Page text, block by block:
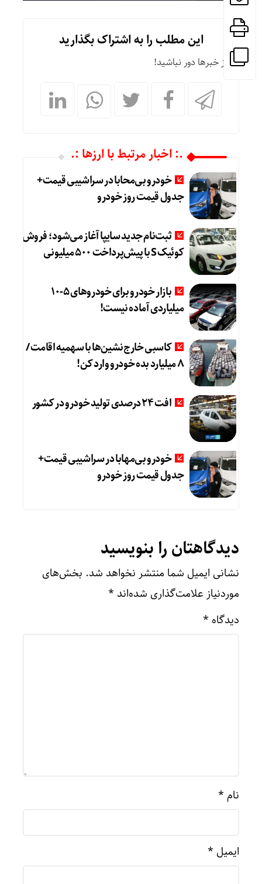
این مطلب را به اشتراک بگذارید
از خبرها دور نباشید!
.: اخبار مرتبط با ارزها :.
خودرو بی‌محابا در سراشیبی قیمت+
جدول قیمت روز خودرو
ثبت‌نام جدید سایپا آغاز می‌شود؛ فروش
کوئیک S با پیش‌پرداخت ۵۰۰ میلیونی
بازار خودرو برای خودروهای 5-10
میلیاردی آماده نیست!
کاسبی خارج‌نشین‌ها با سهمیه اقامت /
۸ میلیارد بده خودرو وارد کن!
افت 24 درصدی تولید خودرو در کشور
خودرو بی‌مهابا در سراشیبی قیمت+
جدول قیمت روز خودرو
دیدگاهتان را بنویسید
نشانی ایمیل شما منتشر نخواهد شد. بخش‌های
موردنیاز علامت‌گذاری شده‌اند *
دیدگاه *
نام *
ایمیل *